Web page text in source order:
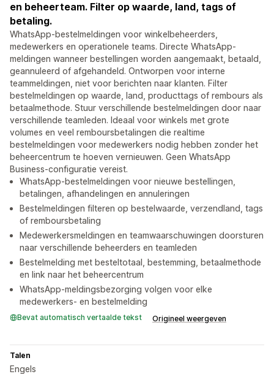
en beheerteam. Filter op waarde, land, tags of
betaling.
WhatsApp-bestelmeldingen voor winkelbeheerders,
medewerkers en operationele teams. Directe WhatsApp-
meldingen wanneer bestellingen worden aangemaakt, betaald,
geannuleerd of afgehandeld. Ontworpen voor interne
teammeldingen, niet voor berichten naar klanten. Filter
bestelmeldingen op waarde, land, producttags of rembours als
betaalmethode. Stuur verschillende bestelmeldingen door naar
verschillende teamleden. Ideaal voor winkels met grote
volumes en veel remboursbetalingen die realtime
bestelmeldingen voor medewerkers nodig hebben zonder het
beheercentrum te hoeven vernieuwen. Geen WhatsApp
Business-configuratie vereist.
WhatsApp-bestelmeldingen voor nieuwe bestellingen,
betalingen, afhandelingen en annuleringen
Bestelmeldingen filteren op bestelwaarde, verzendland, tags
of remboursbetaling
Medewerkersmeldingen en teamwaarschuwingen doorsturen
naar verschillende beheerders en teamleden
Bestelmelding met besteltotaal, bestemming, betaalmethode
en link naar het beheercentrum
WhatsApp-meldingsbezorging volgen voor elke
medewerkers- en bestelmelding
Bevat automatisch vertaalde tekst Origineel weergeven
Talen
Engels